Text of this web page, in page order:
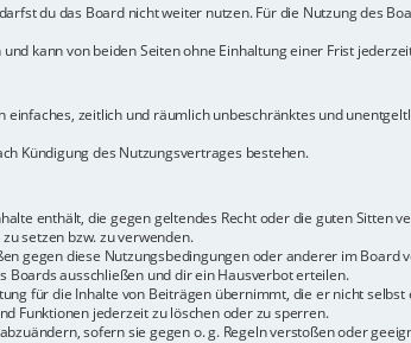
du das Board nicht weiter nutzen. Für die Nutzung des
kann von beiden Seiten ohne Einhaltung einer Frist
zeitlich und räumlich unbeschränktes und
Kündigung des Nutzungsvertrages bestehen.
enthält, die gegen geltendes Recht oder die guten Sitten
setzen bzw. zu verwenden.
gegen diese Nutzungsbedingungen oder anderer im Board
ausschließen und dir ein Hausverbot erteilen.
für die Inhalte von Beiträgen übernimmt, die er nicht
Funktionen jederzeit zu löschen oder zu sperren.
sofern sie gegen o. g. Regeln verstoßen oder